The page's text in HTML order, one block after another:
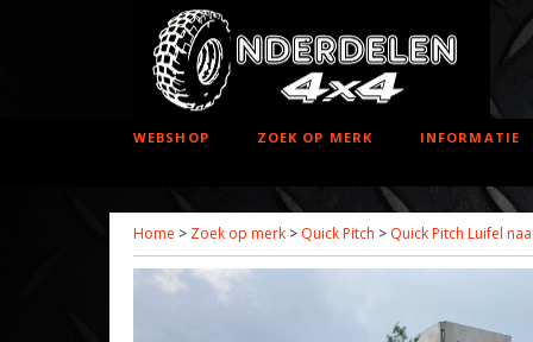
WEBSHOP ZOEK OP MERK INFORMATIE
Home > Zoek op merk > Quick Pitch > Quick Pitch Luifel